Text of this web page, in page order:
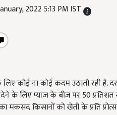
2022 5:13 PM IST
लिए कोई ना कोई कदम उठाती रही है.
के लिए प्याज के बीज पर 50
किसानों को खेती के प्रति